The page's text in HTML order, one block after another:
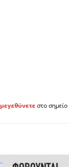
μεγεθύνετεστο